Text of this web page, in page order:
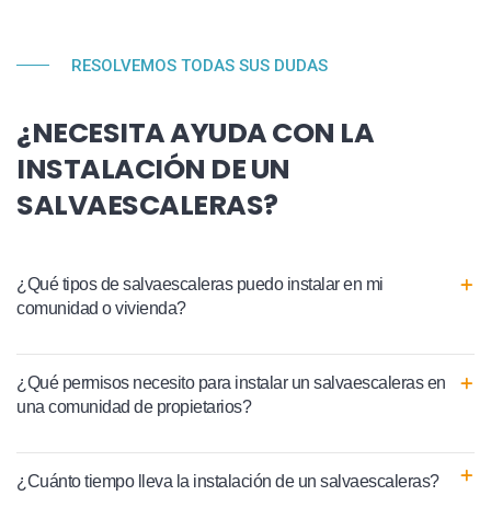
RESOLVEMOS TODAS SUS DUDAS
¿NECESITA AYUDA CON LA
INSTALACIÓN DE UN
SALVAESCALERAS?
¿Qué tipos de salvaescaleras puedo instalar en mi
comunidad o vivienda?
¿Qué permisos necesito para instalar un salvaescaleras en
una comunidad de propietarios?
¿Cuánto tiempo lleva la instalación de un salvaescaleras?